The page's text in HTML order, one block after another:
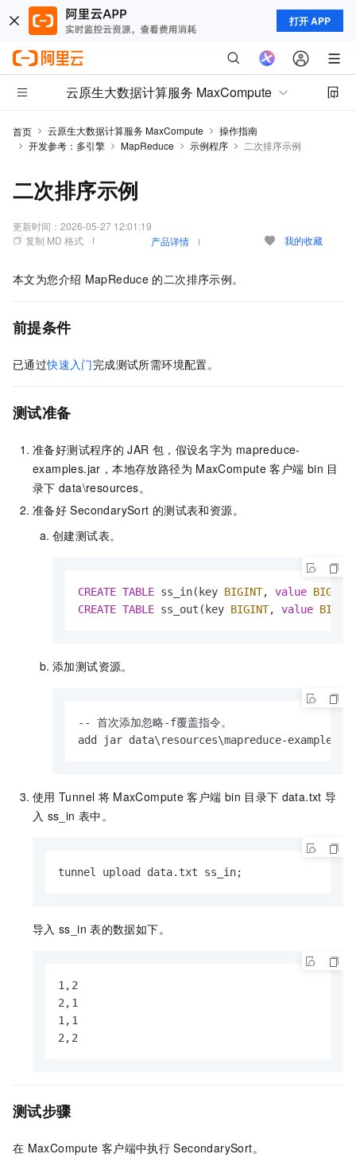
打开 APP
云原生大数据计算服务 MaxCompute
首页 云原生大数据计算服务 MaxCompute
操作指南
开发参考：多引擎
MapReduce 示例程序 二次排序示例
二次排序示例
更新时间： 2026-05-27 12:01:19
复制 MD 格式
产品详情 我的收藏
本文为您介绍 MapReduce 的二次排序示例。
前提条件
已通过快速入门完成测试所需环境配置。
测试准备
准备好测试程序的 JAR 包，假设名字为 mapreduce-
examples.jar ，本地存放路径为 MaxCompute 客户端 bin 目
录下 data\resources。
准备好 SecondarySort 的测试表和资源。
创建测试表。
CREATE TABLE ss_in(key BIGINT, value BIGINT
CREATE TABLE ss_out(key BIGINT, value
添加测试资源。
-- 首次添加忽略-f覆盖指令。
add jar data\resources\mapreduce-
使用 Tunnel 将 MaxCompute 客户端 bin 目录下 data.txt 导
入 ss_in 表中。
tunnel upload data.txt ss_in;
导入 ss_in 表的数据如下。
1,2
2,1
1,1
2,2
测试步骤
在 MaxCompute 客户端中执行 SecondarySort。